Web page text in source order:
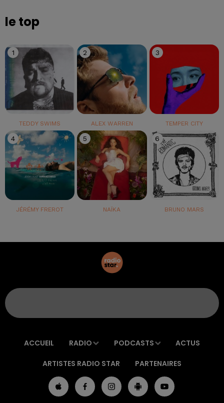
le top
1
TEDDY SWIMS
2
ALEX WARREN
3
TEMPER CITY
4
JÉRÉMY FREROT
5
NAÏKA
6
BRUNO MARS
ACCUEIL RADIO PODCASTS ACTUS
ARTISTES RADIO STAR PARTENAIRES